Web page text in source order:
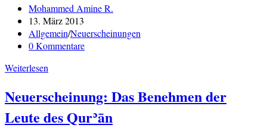
Beitrags-
Autor:
Mohammed Amine R.
Beitrag
veröffentlicht:
13. März 2013
Beitrags-
Kategorie:
Allgemein/Neuerscheinungen
Beitrags-
0 Kommentare
Weiterlesen
für
Kinder
Neuerscheinung: Das Benehmen der
Leute des Qurʾān